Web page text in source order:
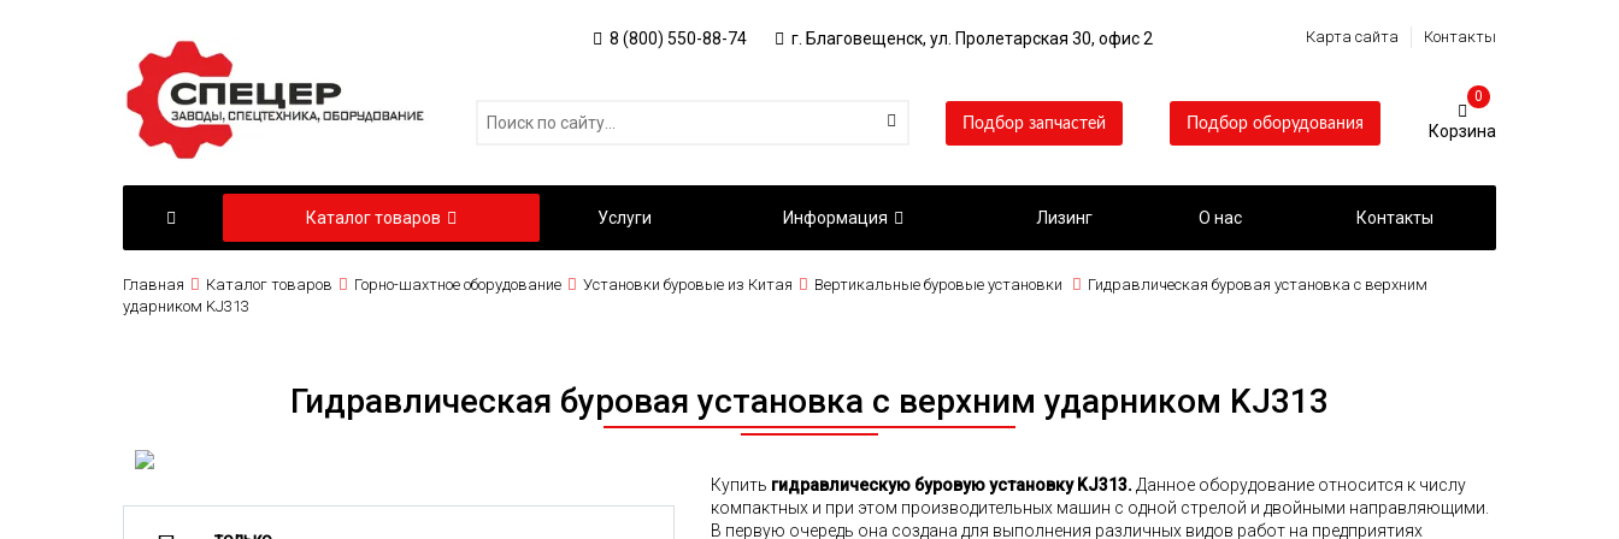
8 (800) 550-88-74 г. Благовещенск, ул. Пролетарская 30, офис 2 Карта сайта Контакты
Подбор запчастей Подбор оборудования
0
Каталог товаров Услуги Информация Лизинг О нас Контакты
Главная Каталог товаров Горно-шахтное оборудование Установки буровые из Китая Вертикальные буровые установки
Гидравлическая буровая установка с верхним
ударником KJ313
Гидравлическая буровая установка с верхним ударником KJ313
Купить гидравлическую буровую установку KJ313. Данное оборудование относится к числу
компактных и при этом производительных машин с одной стрелой и двойными направляющими.
В первую очередь она создана для выполнения различных видов работ на предприятиях